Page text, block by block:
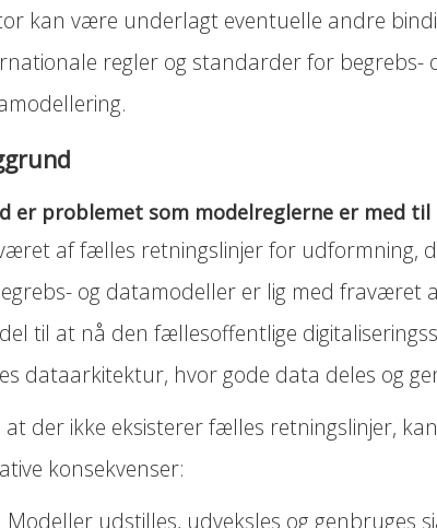
kan være underlagt eventuelle andre
regler og standarder for begrebs-
er problemet som modelreglerne er med
af fælles retningslinjer for udformning,
og datamodeller er lig med fraværet
til at nå den fællesoffentlige
dataarkitektur, hvor gode data deles og
at der ikke eksisterer fælles retningslinjer,
konsekvenser:
Modeller udstilles, udveksles og genbruges